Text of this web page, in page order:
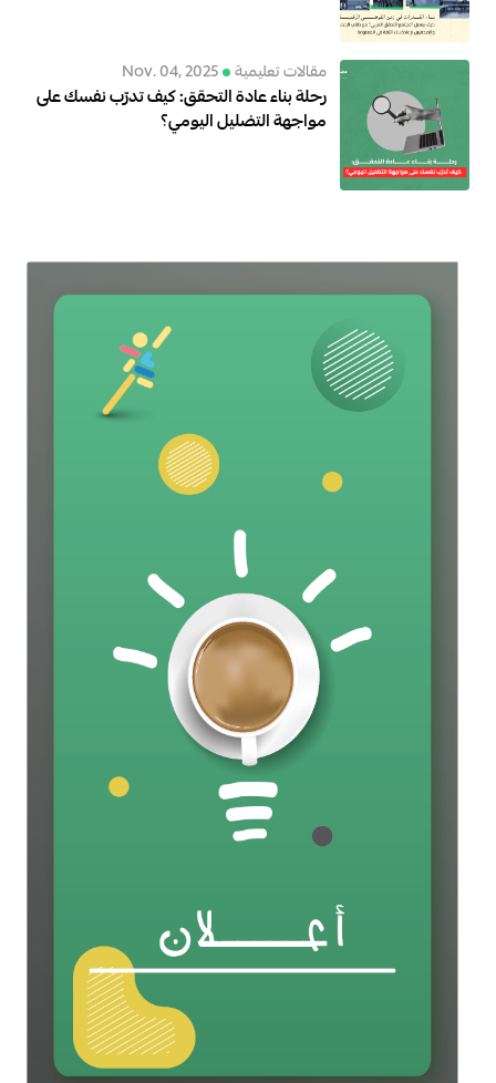
مقالات تعليمية Nov. 04, 2025
رحلة بناء عادة التحقق: كيف تدرّب نفسك على
مواجهة التضليل اليومي؟